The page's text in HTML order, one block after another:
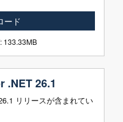
ード
133.33MB
.NET 26.1
リリースが含まれてい